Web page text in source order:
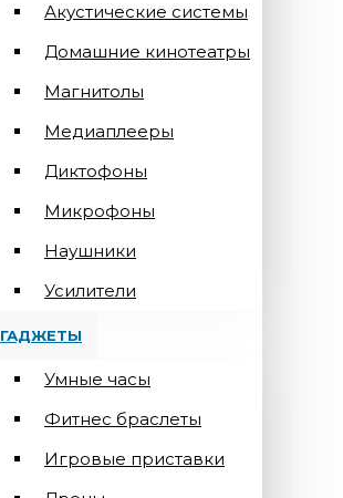
Акустические системы
Домашние кинотеатры
Магнитолы
Медиаплееры
Диктофоны
Микрофоны
Наушники
Усилители
ГАДЖЕТЫ
Умные часы
Фитнес браслеты
Игровые приставки